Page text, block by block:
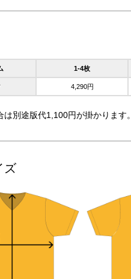
1-4枚
4,290円
別途版代1,100円が掛かります。
ズ